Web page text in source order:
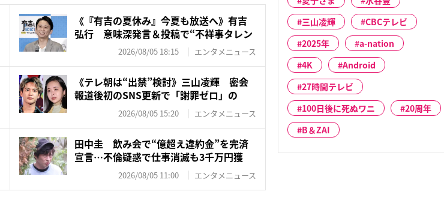
《『有吉の夏休み』今夏も放送へ》有吉
弘行 意味深発言＆投稿で“不祥事タレン
2026/08/05 18:15 エンタメニュース
《テレ朝は“出禁”検討》三山凌輝 密会
報道後初のSNS更新で「謝罪ゼロ」の
2026/08/05 15:20 エンタメニュース
田中圭 飲み会で“億超え違約金”を完済
宣言…不倫疑惑で仕事消滅も3千万円獲
2026/08/05 11:00 エンタメニュース
三山凌輝
CBCテレビ
2025年
a-nation
4K
Android
27時間テレビ
100日後に死ぬワニ
20周年
B＆ZAI